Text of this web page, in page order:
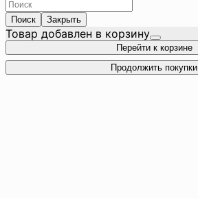
Поиск Закрыть
Товар добавлен в корзину
Перейти к корзине
Продолжить покупки